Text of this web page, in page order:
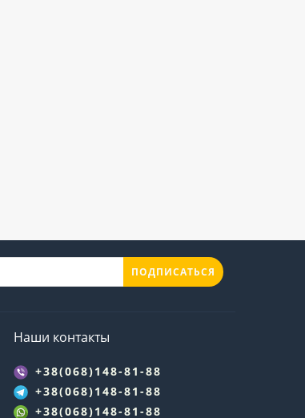
ПОДПИСАТЬСЯ
Наши контакты
+38(068)148-81-88
+38(068)148-81-88
+38(068)148-81-88